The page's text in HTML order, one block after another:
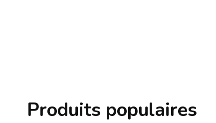
Produits populaires